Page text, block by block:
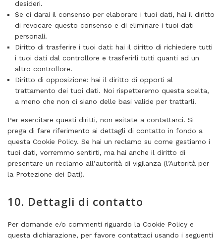
desideri.
Se ci darai il consenso per elaborare i tuoi dati, hai il diritto
di revocare questo consenso e di eliminare i tuoi dati
personali.
Diritto di trasferire i tuoi dati: hai il diritto di richiedere tutti
i tuoi dati dal controllore e trasferirli tutti quanti ad un
altro controllore.
Diritto di opposizione: hai il diritto di opporti al
trattamento dei tuoi dati. Noi rispetteremo questa scelta,
a meno che non ci siano delle basi valide per trattarli.
Per esercitare questi diritti, non esitate a contattarci. Si
prega di fare riferimento ai dettagli di contatto in fondo a
questa Cookie Policy. Se hai un reclamo su come gestiamo i
tuoi dati, vorremmo sentirti, ma hai anche il diritto di
presentare un reclamo all’autorità di vigilanza (l’Autorità per
la Protezione dei Dati).
10. Dettagli di contatto
Per domande e/o commenti riguardo la Cookie Policy e
questa dichiarazione, per favore contattaci usando i seguenti